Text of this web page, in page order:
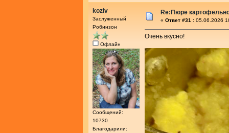
koziv
Заслуженный
Робинзон
Офлайн
Сообщений:
10730
Благодарили:
Re:Пюре
« Ответ #31 : 05.06.2026
Очень вкусно!